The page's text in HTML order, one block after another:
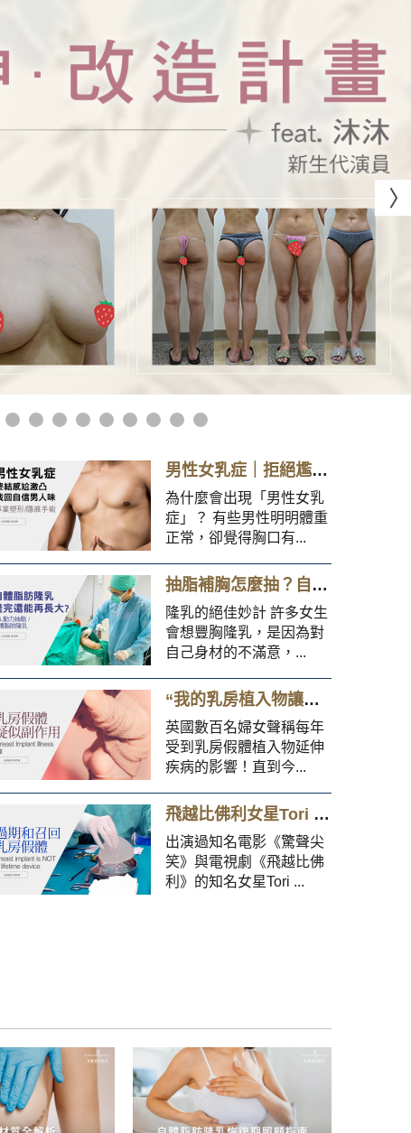
男性女乳症｜拒絕尷尬「激凸」，重拾自信胸型
為什麼會出現「男性女乳
症」？ 有些男性明明體重
正常，卻覺得胸口有...
抽脂補胸怎麼抽？自體脂肪隆乳後還能越長越大？
隆乳的絕佳妙計 許多女生
會想豐胸隆乳，是因為對
自己身材的不滿意，...
“我的乳房植入物讓我痛苦地尖叫著躺在床上，但醫生不相信我”
英國數百名婦女聲稱每年
受到乳房假體植入物延伸
疾病的影響！直到今...
飛越比佛利女星Tori Spelling 終於解決了過期和召回的乳房假體
出演過知名電影《驚聲尖
笑》與電視劇《飛越比佛
利》的知名女星Tori ...